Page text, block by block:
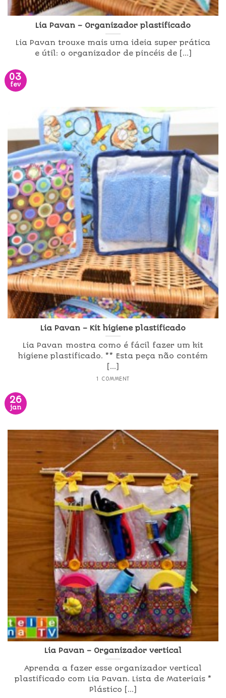
Lia Pavan – Organizador plastificado
Lia Pavan trouxe mais uma ideia super prática
e útil: o organizador de pincéis de [...]
03
fev
Lia Pavan – Kit higiene plastificado
Lia Pavan mostra como é fácil fazer um kit
higiene plastificado. ** Esta peça não contém
[...]
1 COMMENT
26
jan
Lia Pavan – Organizador vertical
Aprenda a fazer esse organizador vertical
plastificado com Lia Pavan. Lista de Materiais *
Plástico [...]